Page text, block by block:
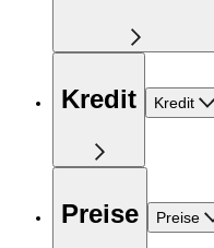
Kredit Kredit
Preise Preise